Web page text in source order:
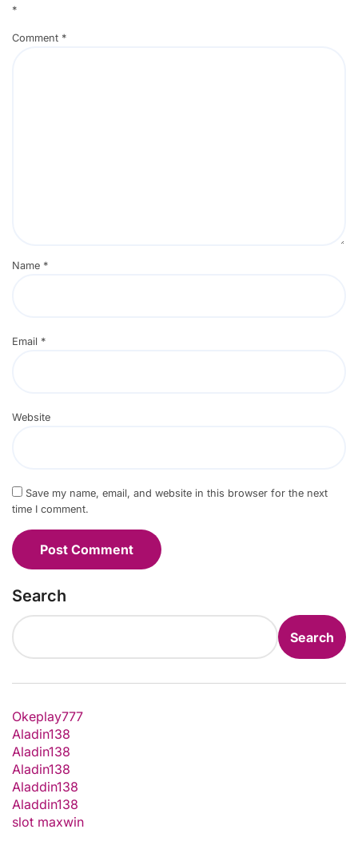
*
Comment *
Name *
Email *
Website
Save my name, email, and website in this browser for the next
time I comment.
Search
Search
Okeplay777
Aladin138
Aladin138
Aladin138
Aladdin138
Aladdin138
slot maxwin